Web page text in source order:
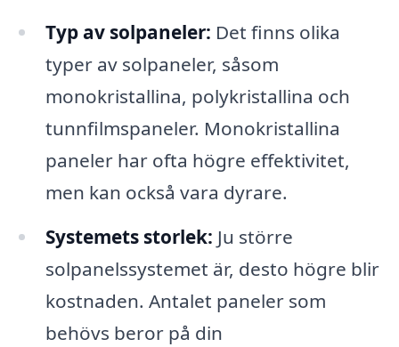
Typ av solpaneler: Det finns olika
typer av solpaneler, såsom
monokristallina, polykristallina och
tunnfilmspaneler. Monokristallina
paneler har ofta högre effektivitet,
men kan också vara dyrare.
Systemets storlek: Ju större
solpanelssystemet är, desto högre blir
kostnaden. Antalet paneler som
behövs beror på din